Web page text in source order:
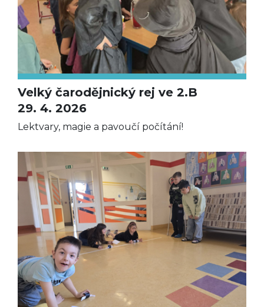
Velký čarodějnický rej ve 2.B
29. 4. 2026
Lektvary, magie a pavoučí počítání!